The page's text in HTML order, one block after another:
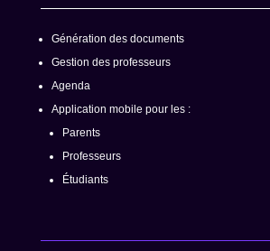
Génération des documents
Gestion des professeurs
Agenda
Application mobile pour les :
Parents
Professeurs
Étudiants